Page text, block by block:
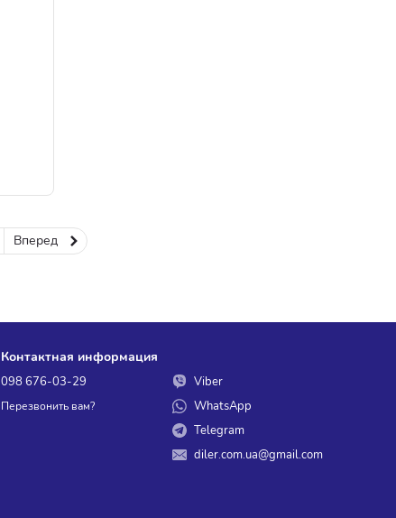
Вперед
Контактная информация
098 676-03-29
Перезвонить вам?
Viber
WhatsApp
Telegram
diler.com.ua@gmail.com